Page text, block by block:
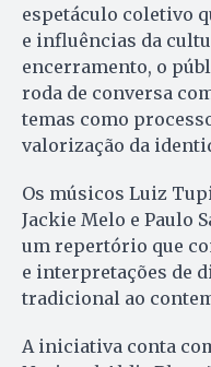
espetáculo coletivo
e influências da
encerramento, o
roda de conversa
temas como
valorização da
Os músicos Luiz
Jackie Melo e Paulo
um repertório que
e interpretações de
tradicional ao
A iniciativa conta